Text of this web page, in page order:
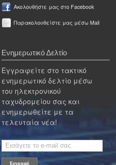
Ακολουθήστε μας στο Facebook
Παρακολουθείστε μας μέσω Mail
Ενημερωτικό Δελτίο
Εγγραφείτε στο τακτικό
ενημερωτικό δελτίο μέσω
του ηλεκτρονικού
ταχυδρομείου σας και
ενημερωθείτε με τα
τελευταία νέα!